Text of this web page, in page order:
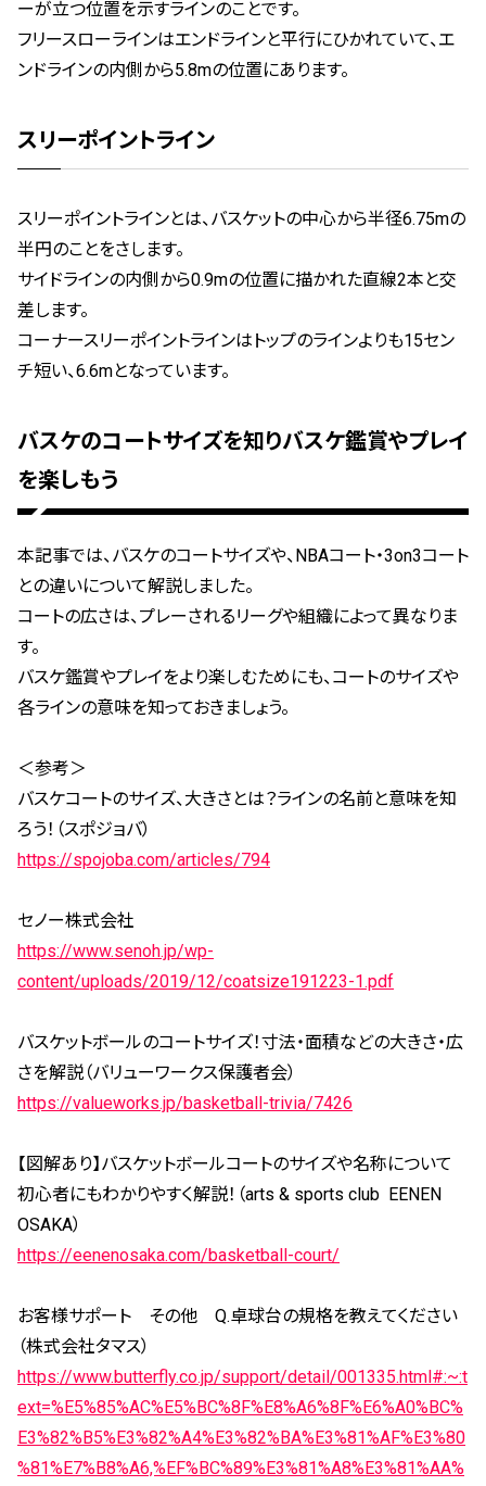
ーが立つ位置を示すラインのことです。
フリースローラインはエンドラインと平行にひかれていて、エ
ンドラインの内側から5.8mの位置にあります。
スリーポイントライン
スリーポイントラインとは、バスケットの中心から半径6.75mの
半円のことをさします。
サイドラインの内側から0.9mの位置に描かれた直線2本と交
差します。
コーナースリーポイントラインはトップのラインよりも15セン
チ短い、6.6mとなっています。
バスケのコートサイズを知りバスケ鑑賞やプレイ
を楽しもう
本記事では、バスケのコートサイズや、NBAコート・3on3コート
との違いについて解説しました。
コートの広さは、プレーされるリーグや組織によって異なりま
す。
バスケ鑑賞やプレイをより楽しむためにも、コートのサイズや
各ラインの意味を知っておきましょう。
＜参考＞
バスケコートのサイズ、大きさとは？ラインの名前と意味を知
ろう！（スポジョバ）
https://spojoba.com/articles/794
セノー株式会社
https://www.senoh.jp/wp-
content/uploads/2019/12/coatsize191223-1.pdf
バスケットボールのコートサイズ！寸法・面積などの大きさ・広
さを解説（バリューワークス保護者会）
https://valueworks.jp/basketball-trivia/7426
【図解あり】バスケットボールコートのサイズや名称について
初心者にもわかりやすく解説！（arts & sports club EENEN
OSAKA）
https://eenenosaka.com/basketball-court/
お客様サポート その他 Q.卓球台の規格を教えてください
（株式会社タマス）
https://www.butterfly.co.jp/support/detail/001335.html#:~:t
ext=%E5%85%AC%E5%BC%8F%E8%A6%8F%E6%A0%BC%
E3%82%B5%E3%82%A4%E3%82%BA%E3%81%AF%E3%80
%81%E7%B8%A6,%EF%BC%89%E3%81%A8%E3%81%AA%